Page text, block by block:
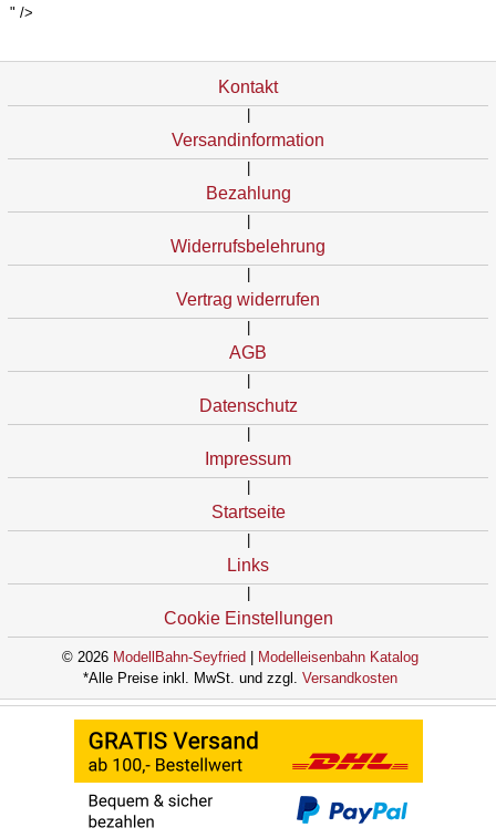
" />
Kontakt
Versandinformation
Bezahlung
Widerrufsbelehrung
Vertrag widerrufen
AGB
Datenschutz
Impressum
Startseite
Links
Cookie Einstellungen
© 2026 ModellBahn-Seyfried
Modelleisenbahn Katalog
*Alle Preise inkl. MwSt. und zzgl. Versandkosten